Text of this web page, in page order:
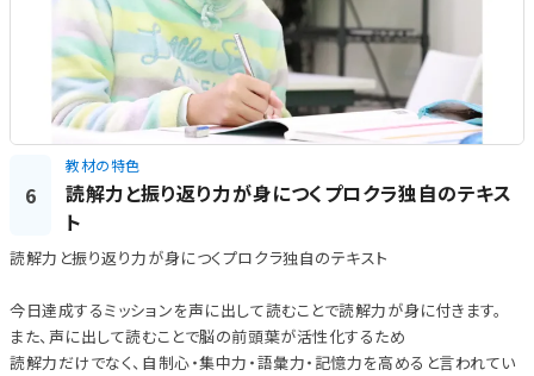
6
教材の特色
読解力と振り返り力が身につくプロクラ独自のテキス
ト
読解力と振り返り力が身につくプロクラ独自のテキスト
今日達成するミッションを声に出して読むことで読解力が身に付きます。
また、声に出して読むことで脳の前頭葉が活性化するため
読解力だけでなく、自制心・集中力・語彙力・記憶力を高めると言われてい